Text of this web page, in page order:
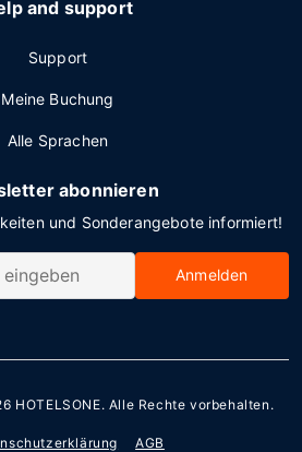
and support
Support
Meine Buchung
Alle Sprachen
abonnieren
und Sonderangebote informiert!
Anmelden
HOTELSONE. Alle Rechte vorbehalten.
AGB